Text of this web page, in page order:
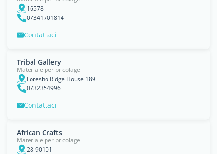
16578
07341701814
Contattaci
Tribal Gallery
Materiale per bricolage
Loresho Ridge House 189
0732354996
Contattaci
African Crafts
Materiale per bricolage
28-90101